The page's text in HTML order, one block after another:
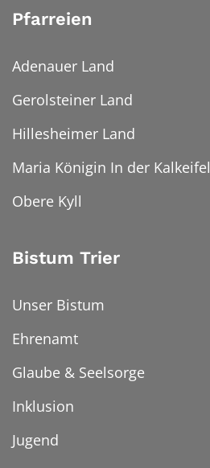
Pfarreien
Adenauer Land
Gerolsteiner Land
Hillesheimer Land
Maria Königin In der Kalkeifel
Obere Kyll
Bistum Trier
Unser Bistum
Ehrenamt
Glaube & Seelsorge
Inklusion
Jugend